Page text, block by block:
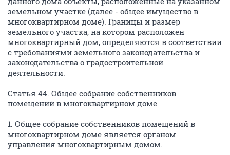
земельном участке (далее - общее имущество в
многоквартирном доме). Границы и размер
земельного участка, на котором расположен
многоквартирный дом, определяются в соответствии
с требованиями земельного законодательства и
законодательства о градостроительной
деятельности.
Статья 44. Общее собрание собственников
помещений в многоквартирном доме
1. Общее собрание собственников помещений в
многоквартирном доме является органом
управления многоквартирным домом.